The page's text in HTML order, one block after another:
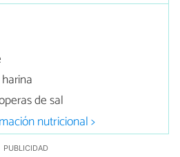
de sal
nutricional >